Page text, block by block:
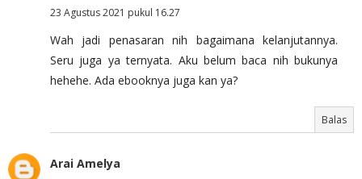
23 Agustus 2021 pukul 16.27
Wah jadi penasaran nih bagaimana kelanjutannya.
Seru juga ya ternyata. Aku belum baca nih bukunya
hehehe. Ada ebooknya juga kan ya?
Balas
Arai Amelya